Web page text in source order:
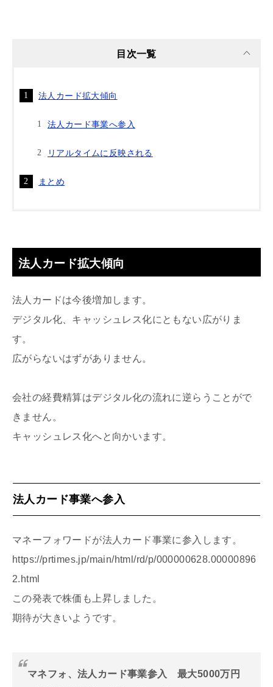
目次一覧
法人カード拡大傾向
法人カード事業へ参入
リアルタイムに反映される
まとめ
法人カード拡大傾向
法人カードは今後増加します。
デジタル化、キャッシュレス化にともない広がりま
す。
広がらないはずがありません。
会社の経費精算はデジタル化の流れに逆らうことがで
きません。
キャッシュレス化へと向かいます。
法人カード事業へ参入
マネーフォワードが法人カード事業に参入します。
https://prtimes.jp/main/html/rd/p/000000628.00000896
2.html
この発表で株価も上昇しました。
期待が大きいようです。
マネフォ、法人カード事業参入 最大5000万円